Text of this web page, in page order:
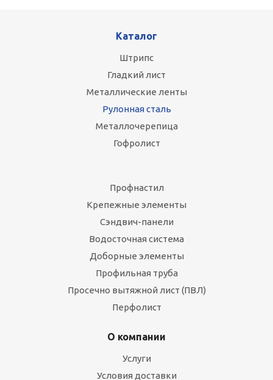
Каталог
Штрипс
Гладкий лист
Металлические ленты
Рулонная сталь
Металлочерепица
Гофролист
Профнастил
Крепежные элементы
Сэндвич-панели
Водосточная система
Доборные элементы
Профильная труба
Просечно вытяжной лист (ПВЛ)
Перфолист
О компании
Услуги
Условия доставки